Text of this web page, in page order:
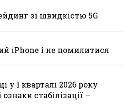
зі швидкістю 5G
iPhone і не помилитися
у І кварталі 2026 року
стабілізації –